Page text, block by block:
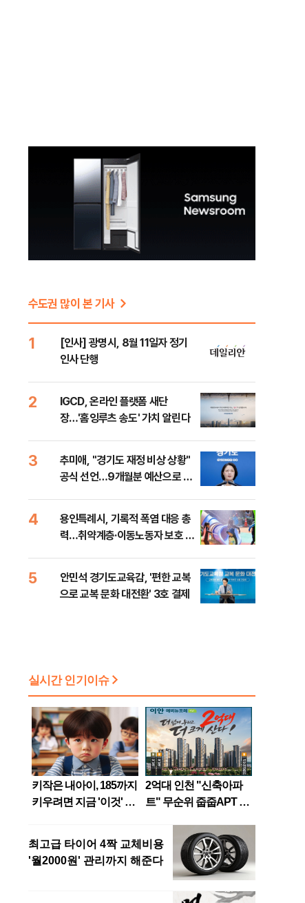
수도권 많이 본 기사
1
[인사] 광명시, 8월 11일자 정기
인사 단행
2
IGCD, 온라인 플랫폼 새단
장…'홈잉루츠 송도' 가치 알린다
3
추미애, "경기도 재정 비상 상황"
공식 선언…9개월분 예산으로 민
4
용인특례시, 기록적 폭염 대응 총
력…취약계층·이동노동자 보호 강
5
안민석 경기도교육감, '편한 교복
으로 교복 문화 대전환' 3호 결제